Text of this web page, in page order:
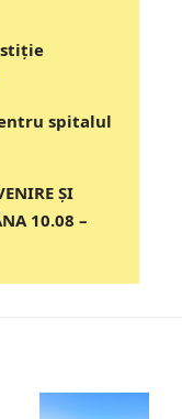
spitalul
ȘI
10.08 –